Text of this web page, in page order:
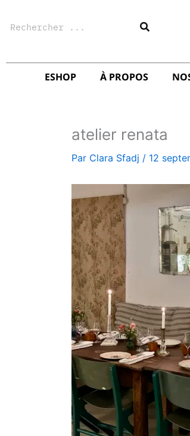
ESHOP À PROPOS
atelier renata
Par Clara Sfadj / 12